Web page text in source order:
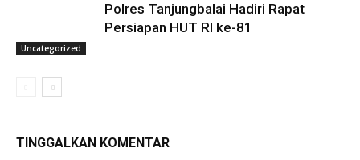
Uncategorized
Polres Tanjungbalai Hadiri Rapat
Persiapan HUT RI ke-81
TINGGALKAN KOMENTAR